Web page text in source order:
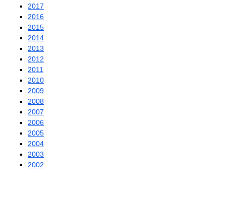
2017
2016
2015
2014
2013
2012
2011
2010
2009
2008
2007
2006
2005
2004
2003
2002